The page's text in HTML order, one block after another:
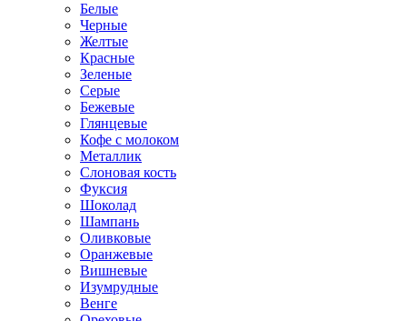
Белые
Черные
Желтые
Красные
Зеленые
Серые
Бежевые
Глянцевые
Кофе с молоком
Металлик
Слоновая кость
Фуксия
Шоколад
Шампань
Оливковые
Оранжевые
Вишневые
Изумрудные
Венге